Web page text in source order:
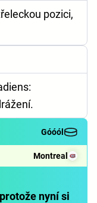
pozici,
Góóól
Montreal
nyní si